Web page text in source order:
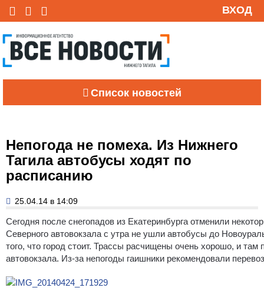
ВХОД
Список новостей
Непогода не помеха. Из Нижнего
Тагила автобусы ходят по
расписанию
25.04.14 в 14:09
Сегодня после снегопадов из Екатеринбурга отменили
Северного автовокзала с утра не ушли автобусы до
того, что город стоит. Трассы расчищены очень хорошо, и
автовокзала. Из-за непогоды гаишники рекомендовали